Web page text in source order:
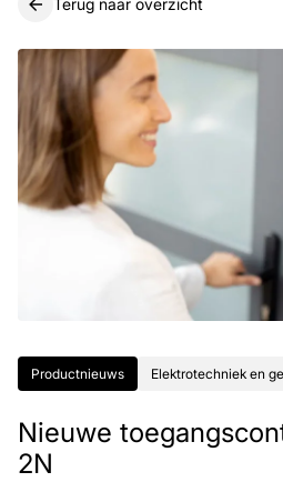
Terug naar overzicht
Productnieuws Elektrotechniek en
Nieuwe
2N